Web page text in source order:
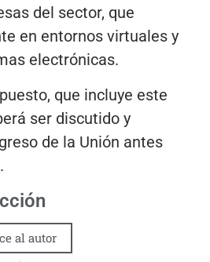
del sector, que
en entornos virtuales y
electrónicas.
que incluye este
ser discutido y
de la Unión antes
al autor